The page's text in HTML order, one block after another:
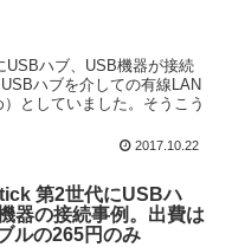
ハブ、USB機器が接続
ハブを介しての有線LAN
としていました。そうこう
2017.10.22
第2世代にUSBハ
器の接続事例。出費は
ルの265円のみ